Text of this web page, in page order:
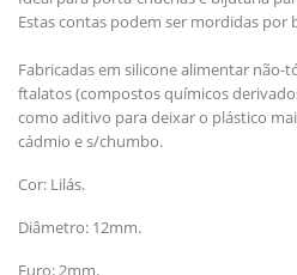
Estas contas podem ser mordidas por
Fabricadas em silicone alimentar não-
ftalatos (compostos químicos
como aditivo para deixar o plástico
cádmio e s/chumbo.
Cor: Lilás.
Diâmetro: 12mm.
Furo: 2mm.